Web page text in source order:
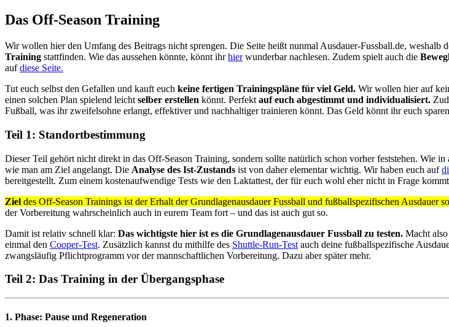
Das Off-Season Training
Wir wollen hier den Umfang des Beitrags nicht sprengen. Die Seite heißt nunmal Ausdauer-Fussball.de, weshalb
Training stattfinden. Wie das aussehen könnte, könnt ihrhierwunderbar nachlesen. Zudem spielt auch die
aufdiese Seite.
Tut euch selbst den Gefallen und kauft euch keine fertigen Trainingspläne für viel Geld. Wir wollen hier auf
einen solchen Plan spielend leicht selber erstellen könnt. Perfekt auf euch abgestimmt und individualisiert.
Fußball, was ihr zweifelsohne erlangt, effektiver und nachhaltiger trainieren könnt. Das Geld könnt ihr euch
Teil 1: Standortbestimmung
Dieser Teil gehört nicht direkt in das Off-Season Training, sondern sollte natürlich schon vorher feststehen. Wie
wie man am Ziel angelangt. Die Analyse des Ist-Zustands ist von daher elementar wichtig. Wir haben euch auf
bereitgestellt. Zum einem kostenaufwendige Tests wie den Laktattest, der für euch wohl eher nicht in Frage
Ziel des Off-Season Trainings ist der Erhalt der Grundlagenausdauer Fussball und fußballspezifischen Ausdauer
der Vorbereitung wahrscheinlich auch in eurem Team fort – und das ist auch gut so.
Damit ist relativ schnell klar: Das wichtigste hier ist es die Grundlagenausdauer Fussball zu testen. Macht
einmal den Cooper-Test. Zusätzlich kannst du mithilfe des Shuttle-Run-Test auch deine fußballspezifische
zwangsläufig Pflichtprogramm vor der mannschaftlichen Vorbereitung. Dazu aber später mehr.
Teil 2: Das Training in der Übergangsphase
1. Phase: Pause und Regeneration